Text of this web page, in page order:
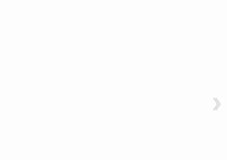
›